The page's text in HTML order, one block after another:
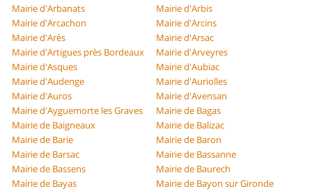
Mairie d'Arbanats
Mairie d'Arbis
Mairie d'Arcachon
Mairie d'Arcins
Mairie d'Arès
Mairie d'Arsac
Mairie d'Artigues près Bordeaux
Mairie d'Arveyres
Mairie d'Asques
Mairie d'Aubiac
Mairie d'Audenge
Mairie d'Auriolles
Mairie d'Auros
Mairie d'Avensan
Mairie d'Ayguemorte les Graves
Mairie de Bagas
Mairie de Baigneaux
Mairie de Balizac
Mairie de Barie
Mairie de Baron
Mairie de Barsac
Mairie de Bassanne
Mairie de Bassens
Mairie de Baurech
Mairie de Bayas
Mairie de Bayon sur Gironde